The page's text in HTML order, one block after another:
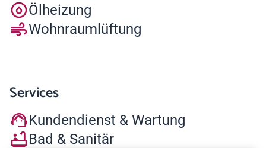
Ölheizung
Wohnraumlüftung
Services
Kundendienst & Wartung
Bad & Sanitär